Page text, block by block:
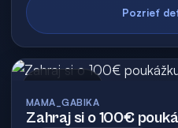
Pozrieť
MAMA_GABIKA
Zahraj si o 100€